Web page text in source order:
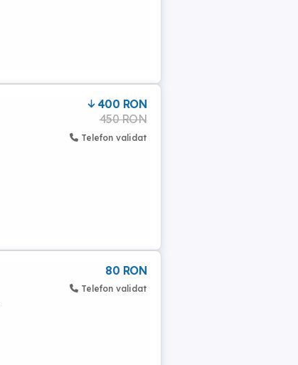
400 RON
450 RON
Telefon validat
80 RON
Telefon validat